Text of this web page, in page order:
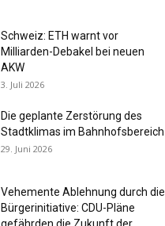
Schweiz: ETH warnt vor
Milliarden-Debakel bei neuen
AKW
3. Juli 2026
Die geplante Zerstörung des
Stadtklimas im Bahnhofsbereich
29. Juni 2026
Vehemente Ablehnung durch die
Bürgerinitiative: CDU-Pläne